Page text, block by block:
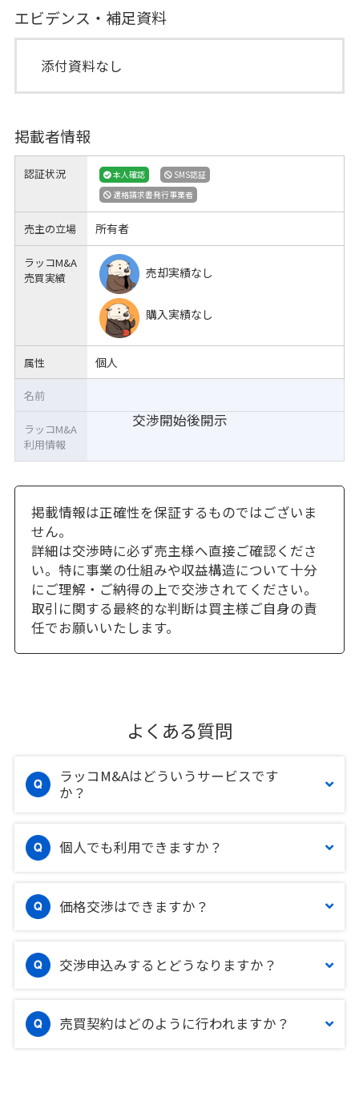
エビデンス・補足資料
添付資料なし
掲載者情報
認証状況 本人確認
SMS認証
適格請求書発行事業者
売主の立場 所有者
ラッコM&A
売買実績
売却実績なし
購入実績なし
属性 個人
交渉開始後開示
名前
ラッコM&A
利用情報
掲載情報は正確性を保証するものではございま
せん。
詳細は交渉時に必ず売主様へ直接ご確認くださ
い。特に事業の仕組みや収益構造について十分
にご理解・ご納得の上で交渉されてください。
取引に関する最終的な判断は買主様ご自身の責
任でお願いいたします。
よくある質問
ラッコM&Aはどういうサービスです
か？
個人でも利用できますか？
価格交渉はできますか？
交渉申込みするとどうなりますか？
売買契約はどのように行われますか？